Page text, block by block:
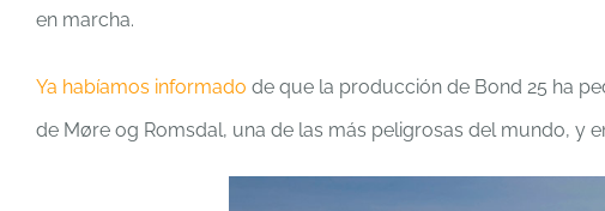
en marcha.
Ya habíamos informado de que la producción de Bond 25 ha
de Møre og Romsdal, una de las más peligrosas del mundo, y